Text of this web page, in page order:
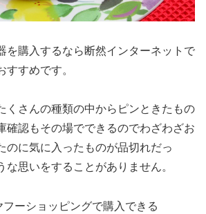
を購入するなら断然インターネットで
すすめです。
くさんの種類の中からピンときたもの
確認もその場でできるのでわざわざお
のに気に入ったものが品切れだっ
な思いをすることがありません。
ーショッピングで購入できる